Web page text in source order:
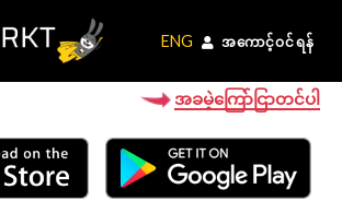
ENG အကောင့်ဝင်ရန်
ENG အကောင့်ဝင်ရန်
အခမဲ့ကြော်ငြာတင်ပါ